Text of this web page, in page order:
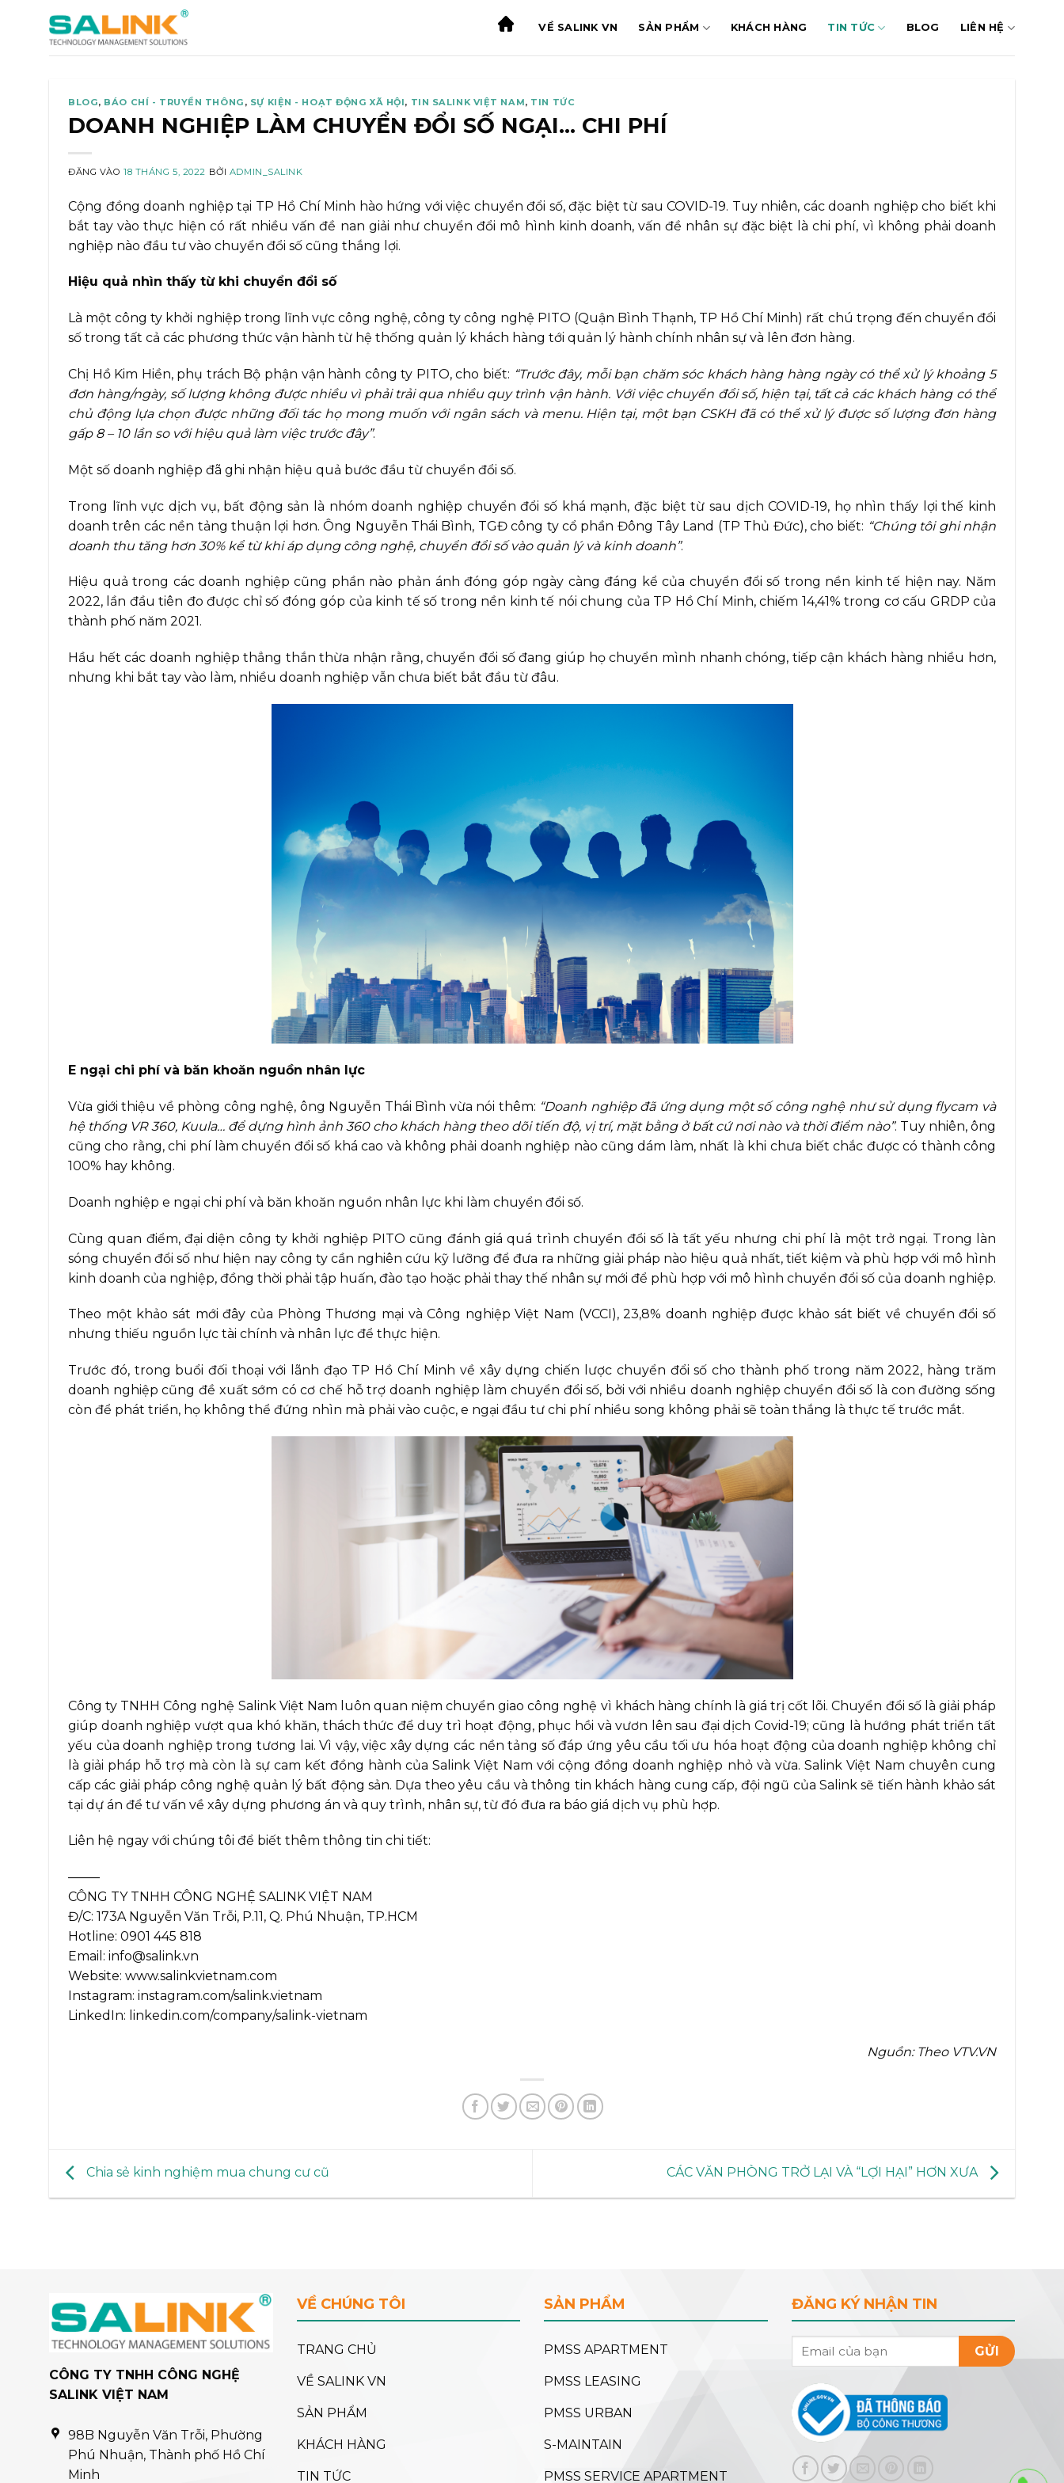
VỀ SALINK VN SẢN PHẨM KHÁCH HÀNG TIN TỨC BLOG LIÊN HỆ
BLOG, BÁO CHÍ - TRUYỀN THÔNG , SỰ KIỆN - HOẠT ĐỘNG XÃ HỘI, TIN SALINK VIỆT NAM, TIN TỨC
DOANH NGHIỆP LÀM CHUYỂN ĐỔI SỐ NGẠI… CHI PHÍ
ĐĂNG VÀO18 THÁNG 5, 2022 BỞI ADMIN_SALINK
Cộng đồng doanh nghiệp tại TP Hồ Chí Minh hào hứng với việc chuyển đổi số, đặc biệt từ sau COVID-19. Tuy nhiên, các doanh nghiệp cho biết khi
bắt tay vào thực hiện có rất nhiều vấn đề nan giải như chuyển đổi mô hình kinh doanh, vấn đề nhân sự đặc biệt là chi phí, vì không phải doanh
nghiệp nào đầu tư vào chuyển đổi số cũng thắng lợi.
Hiệu quả nhìn thấy từ khi chuyển đổi số
Là một công ty khởi nghiệp trong lĩnh vực công nghệ, công ty công nghệ PITO (Quận Bình Thạnh, TP Hồ Chí Minh) rất chú trọng đến chuyển đổi
số trong tất cả các phương thức vận hành từ hệ thống quản lý khách hàng tới quản lý hành chính nhân sự và lên đơn hàng.
Chị Hồ Kim Hiền, phụ trách Bộ phận vận hành công ty PITO, cho biết: “Trước đây, mỗi bạn chăm sóc khách hàng hàng ngày có thể xử lý khoảng 5
đơn hàng/ngày, số lượng không được nhiều vì phải trải qua nhiều quy trình vận hành. Với việc chuyển đổi số, hiện tại, tất cả các khách hàng có thể
chủ động lựa chọn được những đối tác họ mong muốn với ngân sách và menu. Hiện tại, một bạn CSKH đã có thể xử lý được số lượng đơn hàng
gấp 8 – 10 lần so với hiệu quả làm việc trước đây”.
Một số doanh nghiệp đã ghi nhận hiệu quả bước đầu từ chuyển đổi số.
Trong lĩnh vực dịch vụ, bất động sản là nhóm doanh nghiệp chuyển đổi số khá mạnh, đặc biệt từ sau dịch COVID-19, họ nhìn thấy lợi thế kinh
doanh trên các nền tảng thuận lợi hơn. Ông Nguyễn Thái Bình, TGĐ công ty cổ phần Đông Tây Land (TP Thủ Đức), cho biết: “Chúng tôi ghi nhận
doanh thu tăng hơn 30% kể từ khi áp dụng công nghệ, chuyển đổi số vào quản lý và kinh doanh”.
Hiệu quả trong các doanh nghiệp cũng phần nào phản ánh đóng góp ngày càng đáng kể của chuyển đổi số trong nền kinh tế hiện nay. Năm
2022, lần đầu tiên đo được chỉ số đóng góp của kinh tế số trong nền kinh tế nói chung của TP Hồ Chí Minh, chiếm 14,41% trong cơ cấu GRDP của
thành phố năm 2021.
Hầu hết các doanh nghiệp thẳng thắn thừa nhận rằng, chuyển đổi số đang giúp họ chuyển mình nhanh chóng, tiếp cận khách hàng nhiều hơn,
nhưng khi bắt tay vào làm, nhiều doanh nghiệp vẫn chưa biết bắt đầu từ đâu.
E ngại chi phí và băn khoăn nguồn nhân lực
Vừa giới thiệu về phòng công nghệ, ông Nguyễn Thái Bình vừa nói thêm: “Doanh nghiệp đã ứng dụng một số công nghệ như sử dụng flycam và
hệ thống VR 360, Kuula… để dựng hình ảnh 360 cho khách hàng theo dõi tiến độ, vị trí, mặt bằng ở bất cứ nơi nào và thời điểm nào”. Tuy nhiên, ông
cũng cho rằng, chi phí làm chuyển đổi số khá cao và không phải doanh nghiệp nào cũng dám làm, nhất là khi chưa biết chắc được có thành công
100% hay không.
Doanh nghiệp e ngại chi phí và băn khoăn nguồn nhân lực khi làm chuyển đổi số.
Cùng quan điểm, đại diện công ty khởi nghiệp PITO cũng đánh giá quá trình chuyển đổi số là tất yếu nhưng chi phí là một trở ngại. Trong làn
sóng chuyển đổi số như hiện nay công ty cần nghiên cứu kỹ lưỡng để đưa ra những giải pháp nào hiệu quả nhất, tiết kiệm và phù hợp với mô hình
kinh doanh của nghiệp, đồng thời phải tập huấn, đào tạo hoặc phải thay thế nhân sự mới để phù hợp với mô hình chuyển đổi số của doanh nghiệp.
Theo một khảo sát mới đây của Phòng Thương mại và Công nghiệp Việt Nam (VCCI), 23,8% doanh nghiệp được khảo sát biết về chuyển đổi số
nhưng thiếu nguồn lực tài chính và nhân lực để thực hiện.
Trước đó, trong buổi đối thoại với lãnh đạo TP Hồ Chí Minh về xây dựng chiến lược chuyển đổi số cho thành phố trong năm 2022, hàng trăm
doanh nghiệp cũng đề xuất sớm có cơ chế hỗ trợ doanh nghiệp làm chuyển đổi số, bởi với nhiều doanh nghiệp chuyển đổi số là con đường sống
còn để phát triển, họ không thể đứng nhìn mà phải vào cuộc, e ngại đầu tư chi phí nhiều song không phải sẽ toàn thắng là thực tế trước mắt.
Công ty TNHH Công nghệ Salink Việt Nam luôn quan niệm chuyển giao công nghệ vì khách hàng chính là giá trị cốt lõi. Chuyển đổi số là giải pháp
giúp doanh nghiệp vượt qua khó khăn, thách thức để duy trì hoạt động, phục hồi và vươn lên sau đại dịch Covid-19; cũng là hướng phát triển tất
yếu của doanh nghiệp trong tương lai. Vì vậy, việc xây dựng các nền tảng số đáp ứng yêu cầu tối ưu hóa hoạt động của doanh nghiệp không chỉ
là giải pháp hỗ trợ mà còn là sự cam kết đồng hành của Salink Việt Nam với cộng đồng doanh nghiệp nhỏ và vừa. Salink Việt Nam chuyên cung
cấp các giải pháp công nghệ quản lý bất động sản. Dựa theo yêu cầu và thông tin khách hàng cung cấp, đội ngũ của Salink sẽ tiến hành khảo sát
tại dự án để tư vấn về xây dựng phương án và quy trình, nhân sự, từ đó đưa ra báo giá dịch vụ phù hợp.
Liên hệ ngay với chúng tôi để biết thêm thông tin chi tiết:
——–
CÔNG TY TNHH CÔNG NGHỆ SALINK VIỆT NAM
Đ/C: 173A Nguyễn Văn Trỗi, P.11, Q. Phú Nhuận, TP.HCM
Hotline: 0901 445 818
Email: info@salink.vn
Website: www.salinkvietnam.com
Instagram: instagram.com/salink.vietnam
LinkedIn: linkedin.com/company/salink-vietnam
Nguồn: Theo VTV.VN
Chia sẻ kinh nghiệm mua chung cư cũ CÁC VĂN PHÒNG TRỞ LẠI VÀ “LỢI HẠI” HƠN XƯA
CÔNG TY TNHH CÔNG NGHỆ
SALINK VIỆT NAM
98B Nguyễn Văn Trỗi, Phường
Phú Nhuận, Thành phố Hồ Chí
Minh
VỀ CHÚNG TÔI
TRANG CHỦ
VỀ SALINK VN
SẢN PHẨM
KHÁCH HÀNG
TIN TỨC
SẢN PHẨM
PMSS APARTMENT
PMSS LEASING
PMSS URBAN
S-MAINTAIN
PMSS SERVICE APARTMENT
ĐĂNG KÝ NHẬN TIN
GỬI